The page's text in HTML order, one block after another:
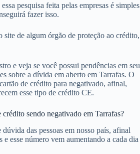
pesquisa feita pelas empresas é simples
fazer isso.
site de algum órgão de proteção ao crédito,
e veja se você possui pendências em seu
sobre a dívida em aberto em Tarrafas. O
de crédito para negativado, afinal,
esse tipo de crédito CE.
sendo negativado em Tarrafas?
das pessoas em nosso país, afinal
esse número vem aumentando a cada dia